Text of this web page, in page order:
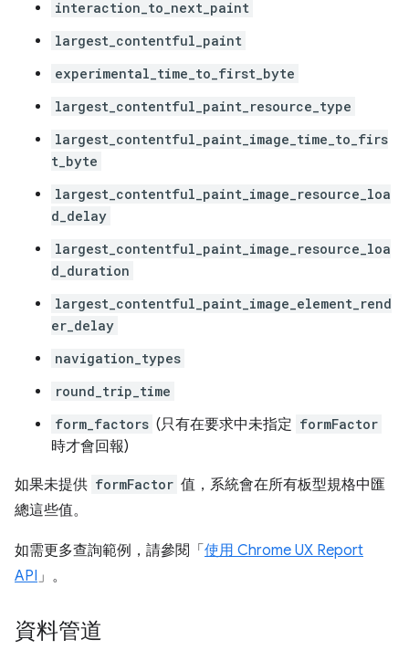
interaction_to_next_paint
largest_contentful_paint
experimental_time_to_first_byte
largest_contentful_paint_resource_type
largest_contentful_paint_image_time_to_firs
t_byte
largest_contentful_paint_image_resource_loa
d_delay
largest_contentful_paint_image_resource_loa
d_duration
largest_contentful_paint_image_element_rend
er_delay
navigation_types
round_trip_time
form_factors (只有在要求中未指定 formFactor
時才會回報)
如果未提供 formFactor 值，系統會在所有板型規格中匯
總這些值。
如需更多查詢範例，請參閱「使用 Chrome UX Report
API 」。
資料管道